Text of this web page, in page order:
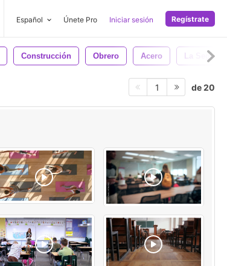
Español Únete Pro Iniciar sesión Regístrate
Construcción Obrero Acero La
1 de 20